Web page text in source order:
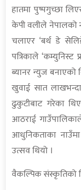
हातमा पुष्पगुच्छा
केपी वलीले नेपालको
चलाएर ‘बर्थ डे
पत्रिकाले ‘कम्युनिस्ट
ब्यानर न्युज बनाएको
खुवाई सात
ढुकुटीबाट गरेका
आठराई
आधुनिकताका नाउँमा
उत्सव थियो ।
वैकल्पिक संस्कृतिको